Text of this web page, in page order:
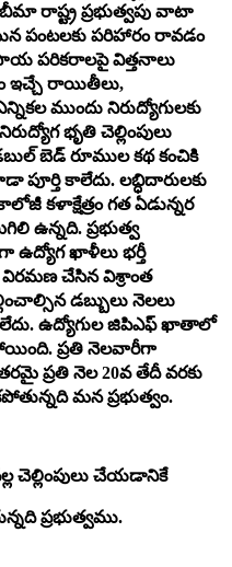
రాష్ట్ర ప్రభుత్వపు వాటా
పంటలకు పరిహారం రావడం
పరికరాలపై విత్తనాలు
ఇచ్చే రాయితీలు,
ముందు నిరుద్యోగులకు
భృతి చెల్లింపులు
బెడ్ రూముల కథ కంచికి
పూర్తి కాలేదు. లబ్ధిదారులకు
కళాక్షేత్రం గత ఏడున్నర
ఉన్నది. ప్రభుత్వ
ఉద్యోగ ఖాళీలు భర్తీ
చేసిన విశ్రాంత
డబ్బులు నెలలు
ఉద్యోగుల జిపిఎఫ్ ఖాతాలో
ప్రతి నెలవారీగా
ప్రతి నెల 20వ తేదీ వరకు
మన ప్రభుత్వం.
చెల్లింపులు చేయడానికే
ప్రభుత్వము.